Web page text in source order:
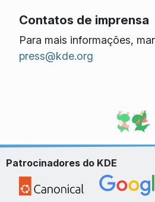
Contatos de imprensa
Para mais informações,
press@kde.org
Patrocinadores do KDE